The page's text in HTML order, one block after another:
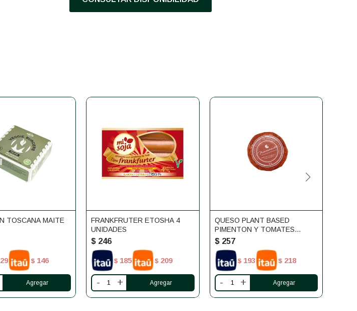
TOSCANA MAITE
$ 146
FRANKFRUTER ETOSHA 4
UNIDADES
$ 246
$ 185 $ 209
- +
QUESO PLANT BASED
PIMENTON Y TOMATES
MACANUDO 100G
$ 257
$ 193 $ 218
- +